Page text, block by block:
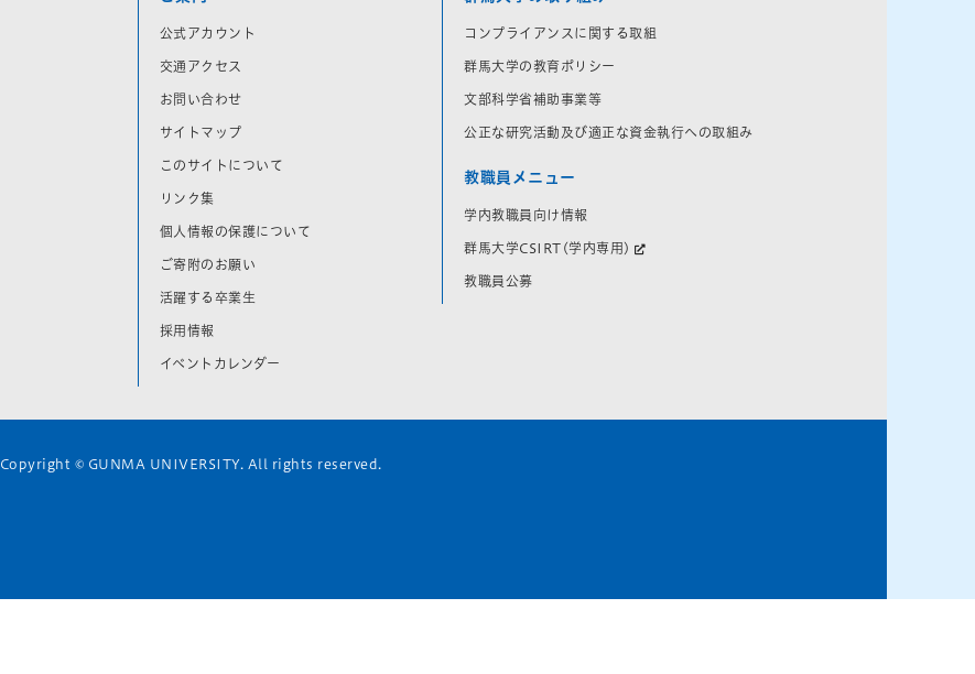
公式アカウント
交通アクセス
お問い合わせ
サイトマップ
このサイトについて
リンク集
個人情報の保護について
ご寄附のお願い
活躍する卒業生
採用情報
イベントカレンダー
コンプライアンスに関する取組
群馬大学の教育ポリシー
文部科学省補助事業等
公正な研究活動及び適正な資金執行への取組み
教職員メニュー
学内教職員向け情報
群馬大学CSIRT(学内専用)
教職員公募
Copyright © GUNMA UNIVERSITY. All rights reserved.